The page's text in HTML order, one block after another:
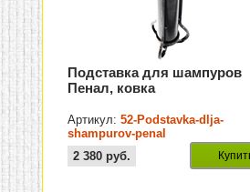
Подставка для шампуров
Пенал, ковка
Артикул:52-Podstavka-dlja-
shampurov-penal
2 380 руб.